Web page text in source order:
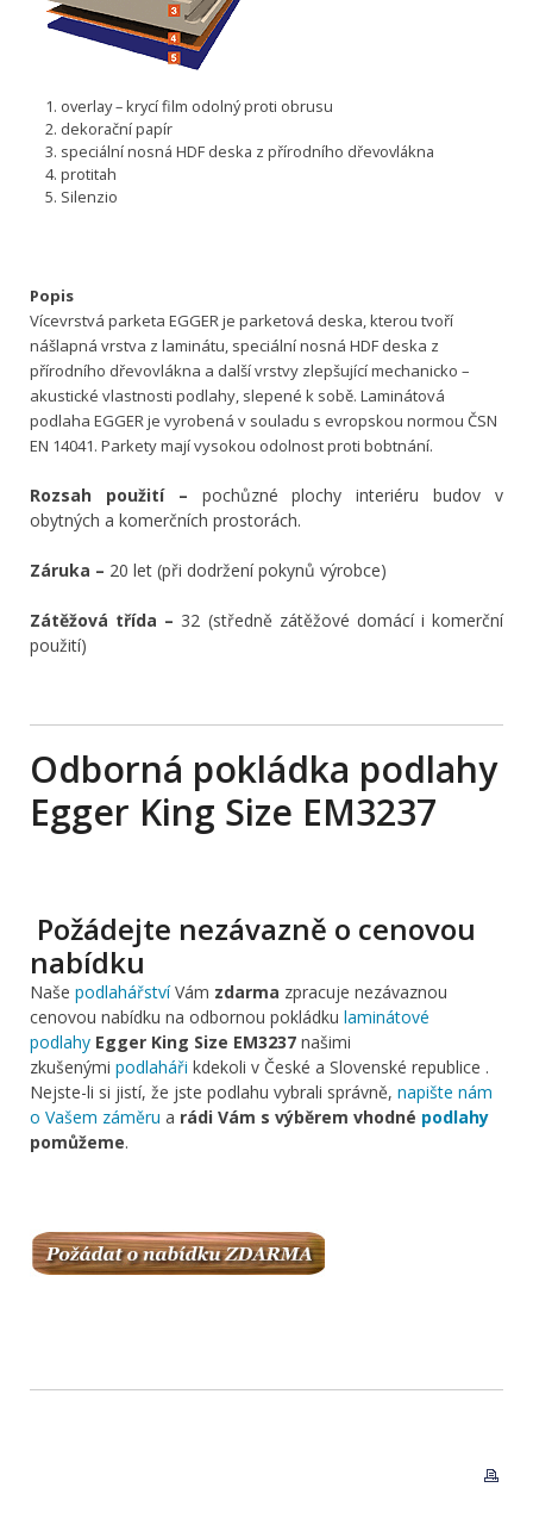
overlay – krycí film odolný proti obrusu
dekorační papír
speciální nosná HDF deska z přírodního dřevovlákna
protitah
Silenzio
Popis
Vícevrstvá parketa EGGER je parketová deska, kterou tvoří
nášlapná vrstva z laminátu, speciální nosná HDF deska z
přírodního dřevovlákna a další vrstvy zlepšující mechanicko –
akustické vlastnosti podlahy, slepené k sobě. Laminátová
podlaha EGGER je vyrobená v souladu s evropskou normou ČSN
EN 14041. Parkety mají vysokou odolnost proti bobtnání.
Rozsah použití – pochůzné plochy interiéru budov v
obytných a komerčních prostorách.
Záruka – 20 let (při dodržení pokynů výrobce)
Zátěžová třída – 32 (středně zátěžové domácí i komerční
použití)
Odborná pokládka podlahy
Egger King Size EM3237
Požádejte nezávazně o cenovou
nabídku
Naše podlahářstvíVám zdarma zpracuje nezávaznou
cenovou nabídku na odbornou pokládku laminátové
podlahy Egger King Size EM3237 našimi
zkušenými podlaháři kdekoli v České a Slovenské republice .
Nejste-li si jistí, že jste podlahu vybrali správně, napište nám
o Vašem záměru a rádi Vám s výběrem vhodné podlahy
pomůžeme.